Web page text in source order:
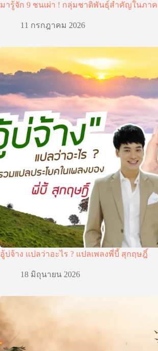
มารู้จัก 9 ชนเผ่า ! กลุ่มชาติพันธุ์สำคัญในภาค
11 กรกฎาคม 2026
อู้บ่จ้าง แปลว่าอะไร ? แปลเพลงพี่บี้ สุกฤษฎิ์
18 มิถุนายน 2026